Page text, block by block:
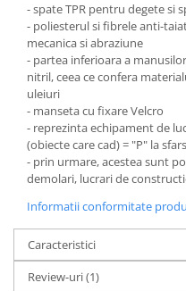
Pantaloni de lucru cu
Pantaloni de lucru in talie
Tricouri polo
Veste de lucru
- spate TPR pentru degete si
- poliesterul si fibrele anti-
mecanica si abraziune
- partea inferioara a
nitril, ceea ce confera
uleiuri
- manseta cu fixare Velcro
- reprezinta echipament de
(obiecte care cad) = "P" la
- prin urmare, acestea sunt
demolari, lucrari de
Informatii conformitate
Caracteristici
Review-uri(1)